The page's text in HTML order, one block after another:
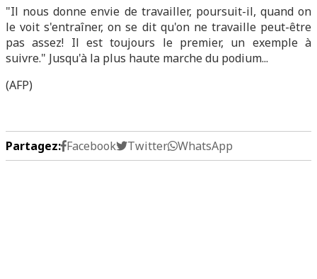
"Il nous donne envie de travailler, poursuit-il, quand on
le voit s'entraîner, on se dit qu'on ne travaille peut-être
pas assez! Il est toujours le premier, un exemple à
suivre." Jusqu'à la plus haute marche du podium...
(AFP)
Partagez: Facebook Twitter WhatsApp